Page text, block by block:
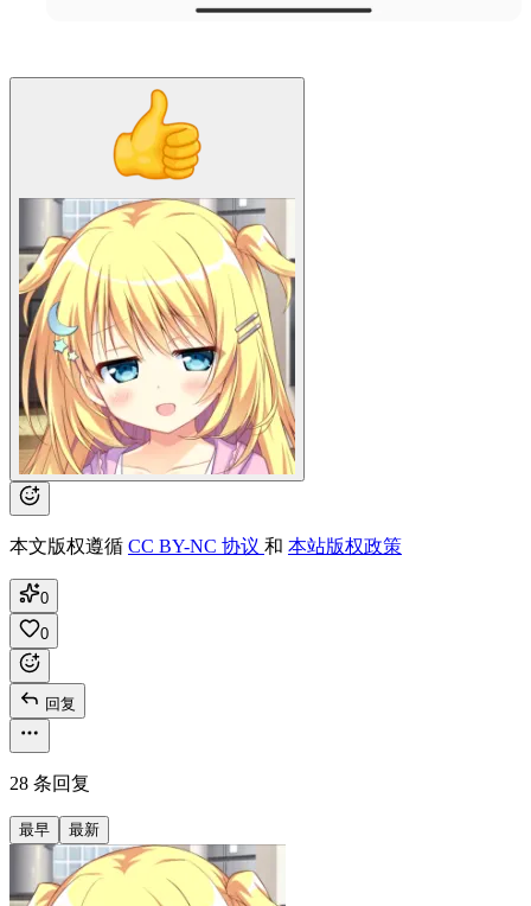
本文版权遵循 CC BY-NC 协议 和 本站版权政策
0
0
回复
28 条回复
最早 最新